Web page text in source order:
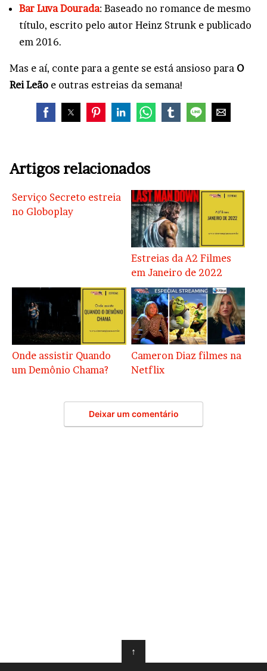
Bar Luva Dourada: Baseado no romance de mesmo
título, escrito pelo autor Heinz Strunk e publicado
em 2016.
Mas e aí, conte para a gente se está ansioso para O
Rei Leão e outras estreias da semana!
Artigos relacionados
Serviço Secreto estreia
no Globoplay
Estreias da A2 Filmes
em Janeiro de 2022
Onde assistir Quando
um Demônio Chama?
Cameron Diaz filmes na
Netflix
Deixar um comentário
↑